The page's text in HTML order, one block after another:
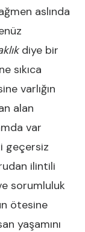
aslında
diye bir
sıkıca
varlığın
alan
var
geçersiz
ilintili
sorumluluk
ötesine
yaşamını